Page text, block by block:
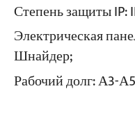
Проекты
Новости
Степень защиты IP:
Электрическая
Шнайдер;
Рабочий долг:А3-